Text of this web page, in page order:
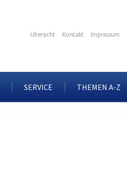
Übersicht Kontakt Impressum
SERVICE THEMEN A-Z